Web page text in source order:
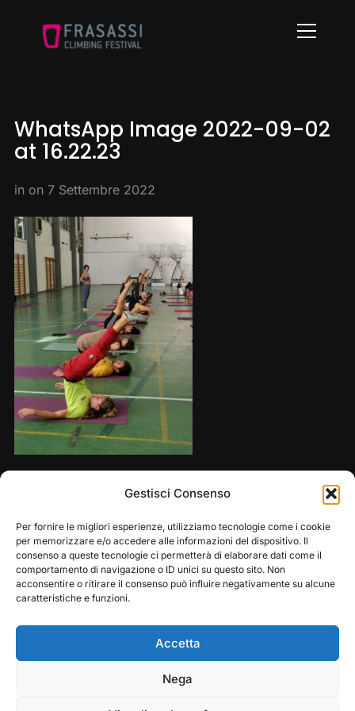
Gestisci Consenso
Per fornire le migliori esperienze, utilizziamo tecnologie come i cookie
per memorizzare e/o accedere alle informazioni del dispositivo. Il
consenso a queste tecnologie ci permetterà di elaborare dati come il
comportamento di navigazione o ID unici su questo sito. Non
acconsentire o ritirare il consenso può influire negativamente su alcune
caratteristiche e funzioni.
Accetta
Nega
Info
WhatsApp Image 2022-09-02
at 16.22.23
in on 7 Settembre 2022
Copyright © 2026 — Frasassi Climbing Festival. All